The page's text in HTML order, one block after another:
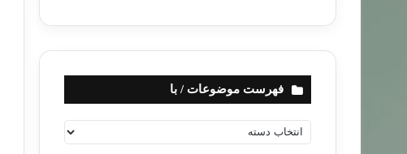
فهرست موضوعات / با
ه